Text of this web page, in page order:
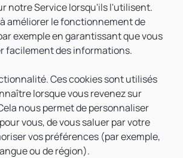
notre Service lorsqu'ils l'utilisent.
améliorer le fonctionnement de
exemple en garantissant que vous
facilement des informations.
Ces cookies sont utilisés
lorsque vous revenez sur
nous permet de personnaliser
vous, de vous saluer par votre
vos préférences (par exemple,
ou de région).